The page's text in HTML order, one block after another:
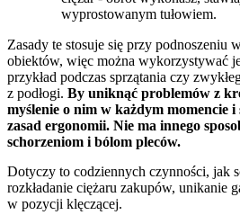
wyprostowanym tułowiem.
Zasady te stosuje się przy podnoszeniu
obiektów, więc można wykorzystywać
przykład podczas sprzątania czy
z podłogi. By uniknąć problemów z
myślenie o nim w każdym momencie
zasad ergonomii. Nie ma innego
schorzeniom i bólom pleców.
Dotyczy to codziennych czynności, jak
rozkładanie ciężaru zakupów, unikanie
w pozycji klęczącej.